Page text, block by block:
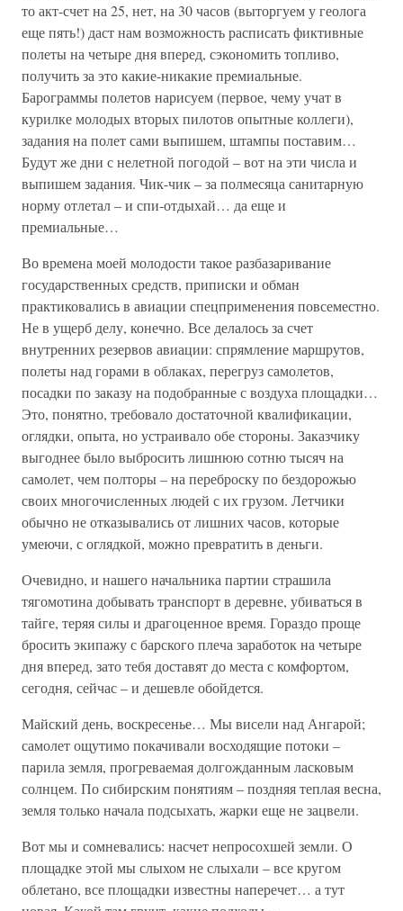
то акт-счет на 25, нет, на 30 часов (выторгуем у геолога
еще пять!) даст нам возможность расписать фиктивные
полеты на четыре дня вперед, сэкономить топливо,
получить за это какие-никакие премиальные.
Барограммы полетов нарисуем (первое, чему учат в
курилке молодых вторых пилотов опытные коллеги),
задания на полет сами выпишем, штампы поставим…
Будут же дни с нелетной погодой – вот на эти числа и
выпишем задания. Чик-чик – за полмесяца санитарную
норму отлетал – и спи-отдыхай… да еще и
премиальные…
Во времена моей молодости такое разбазаривание
государственных средств, приписки и обман
практиковались в авиации спецприменения повсеместно.
Не в ущерб делу, конечно. Все делалось за счет
внутренних резервов авиации: спрямление маршрутов,
полеты над горами в облаках, перегруз самолетов,
посадки по заказу на подобранные с воздуха площадки…
Это, понятно, требовало достаточной квалификации,
оглядки, опыта, но устраивало обе стороны. Заказчику
выгоднее было выбросить лишнюю сотню тысяч на
самолет, чем полторы – на переброску по бездорожью
своих многочисленных людей с их грузом. Летчики
обычно не отказывались от лишних часов, которые
умеючи, с оглядкой, можно превратить в деньги.
Очевидно, и нашего начальника партии страшила
тягомотина добывать транспорт в деревне, убиваться в
тайге, теряя силы и драгоценное время. Гораздо проще
бросить экипажу с барского плеча заработок на четыре
дня вперед, зато тебя доставят до места с комфортом,
сегодня, сейчас – и дешевле обойдется.
Майский день, воскресенье… Мы висели над Ангарой;
самолет ощутимо покачивали восходящие потоки –
парила земля, прогреваемая долгожданным ласковым
солнцем. По сибирским понятиям – поздняя теплая весна,
земля только начала подсыхать, жарки еще не зацвели.
Вот мы и сомневались: насчет непросохшей земли. О
площадке этой мы слыхом не слыхали – все кругом
облетано, все площадки известны наперечет… а тут